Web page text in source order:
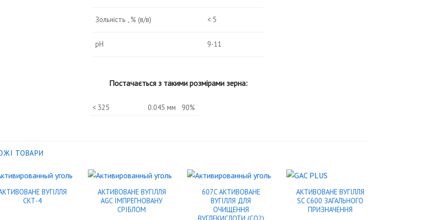
Зольність , % (в/в) < 5
pH 9-11
Постачається з такими розмірами зерна:
< 325 0.045 мм 90%
ТОВАРИ
ВУГІЛЛЯ
СКТ-4
АКТИВОВАНЕ ВУГІЛЛЯ
AGC ІМПРЕГНОВАНУ
СРІБЛОМ
607C АКТИВОВАНЕ
ВУГІЛЛЯ ДЛЯ
ОЧИЩЕННЯ
АКТИВОВАНЕ ВУГІЛЛЯ
SC C600 ЗАГАЛЬНОГО
ПРИЗНАЧЕННЯ